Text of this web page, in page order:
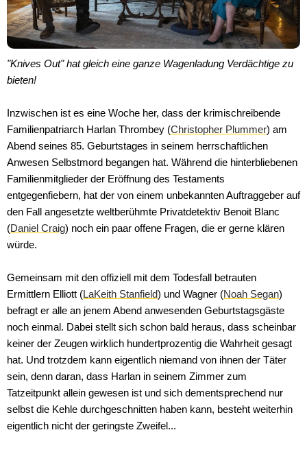
"Knives Out" hat gleich eine ganze Wagenladung Verdächtige zu
bieten!
Inzwischen ist es eine Woche her, dass der krimischreibende
Familienpatriarch Harlan Thrombey (Christopher Plummer) am
Abend seines 85. Geburtstages in seinem herrschaftlichen
Anwesen Selbstmord begangen hat. Während die hinterbliebenen
Familienmitglieder der Eröffnung des Testaments
entgegenfiebern, hat der von einem unbekannten Auftraggeber auf
den Fall angesetzte weltberühmte Privatdetektiv Benoit Blanc
(Daniel Craig) noch ein paar offene Fragen, die er gerne klären
würde.
Gemeinsam mit den offiziell mit dem Todesfall betrauten
Ermittlern Elliott (LaKeith Stanfield) und Wagner (Noah Segan)
befragt er alle an jenem Abend anwesenden Geburtstagsgäste
noch einmal. Dabei stellt sich schon bald heraus, dass scheinbar
keiner der Zeugen wirklich hundertprozentig die Wahrheit gesagt
hat. Und trotzdem kann eigentlich niemand von ihnen der Täter
sein, denn daran, dass Harlan in seinem Zimmer zum
Tatzeitpunkt allein gewesen ist und sich dementsprechend nur
selbst die Kehle durchgeschnitten haben kann, besteht weiterhin
eigentlich nicht der geringste Zweifel...